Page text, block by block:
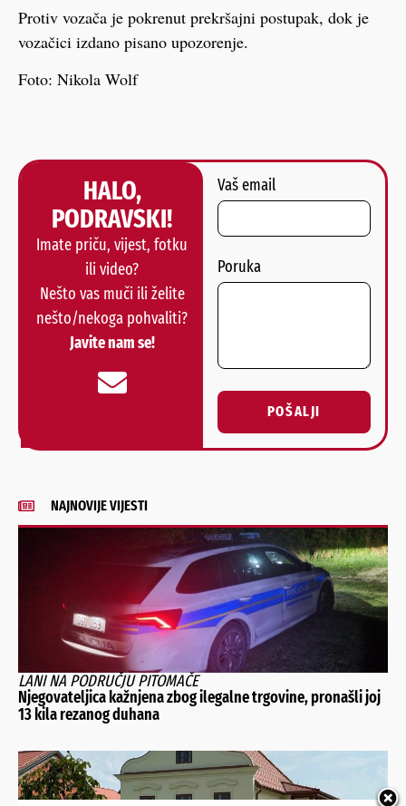
Protiv vozača je pokrenut prekršajni postupak, dok je
vozačici izdano pisano upozorenje.
Foto: Nikola Wolf
HALO,
PODRAVSKI!
Imate priču, vijest, fotku
ili video?
Nešto vas muči ili želite
nešto/nekoga pohvaliti?
Javite nam se!
Vaš email
Poruka
POŠALJI
Alternative:
NAJNOVIJE VIJESTI
LANI NA PODRUČJU PITOMAČE
Njegovateljica kažnjena zbog ilegalne trgovine, pronašli joj
13 kila rezanog duhana